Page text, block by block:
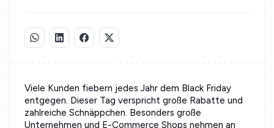
Viele Kunden fiebern jedes Jahr dem Black Friday
entgegen. Dieser Tag verspricht große Rabatte und
zahlreiche Schnäppchen. Besonders große
Unternehmen und E-Commerce Shops nehmen an